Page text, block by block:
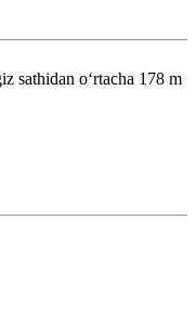
sathidan oʻrtacha 178 m